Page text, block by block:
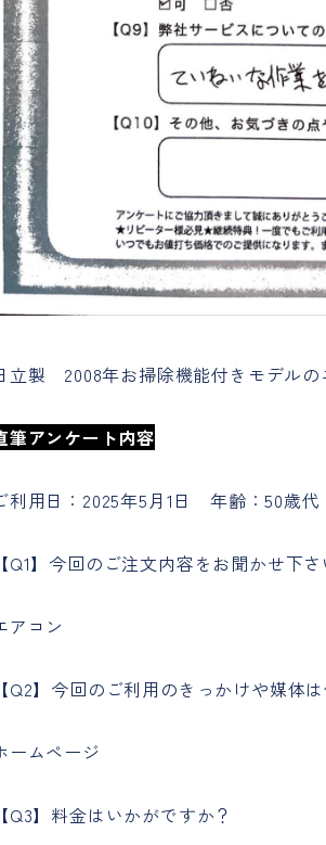
立製 2008年お掃除機能付きモデルの
筆アンケート内容
利用日：2025年5月1日 年齢：50歳
【Q1】今回のご注文内容をお聞かせ下さ
アコン
【Q2】今回のご利用のきっかけや媒体
ームページ
【Q3】料金はいかがですか？